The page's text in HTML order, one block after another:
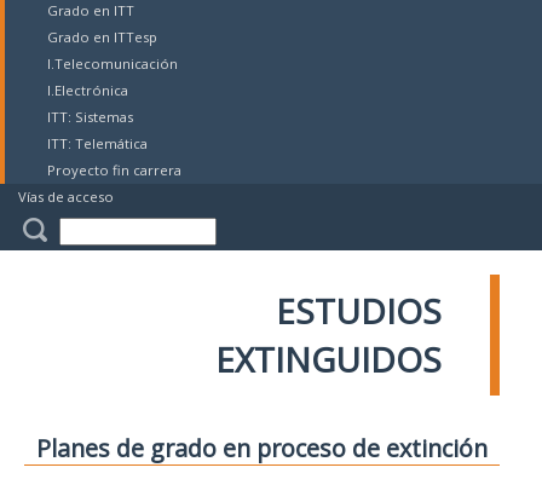
Grado en ITT
Grado en ITTesp
I.Telecomunicación
I.Electrónica
ITT: Sistemas
ITT: Telemática
Proyecto fin carrera
Vías de acceso
ESTUDIOS
EXTINGUIDOS
Planes de grado en proceso de extinción